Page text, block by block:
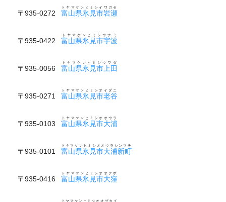
〒935-0272 富山県氷見市岩瀬
トヤマケンヒミシイワガセ
〒935-0422 富山県氷見市宇波
トヤマケンヒミシウナミ
〒935-0056 富山県氷見市上田
トヤマケンヒミシウワダ
〒935-0271 富山県氷見市老谷
トヤマケンヒミシオイダニ
〒935-0103 富山県氷見市大浦
トヤマケンヒミシオオウラ
〒935-0101 富山県氷見市大浦新町
トヤマケンヒミシオオウラシンマチ
〒935-0416 富山県氷見市大窪
トヤマケンヒミシオオクボ
トヤマケンヒミシオオザカイ